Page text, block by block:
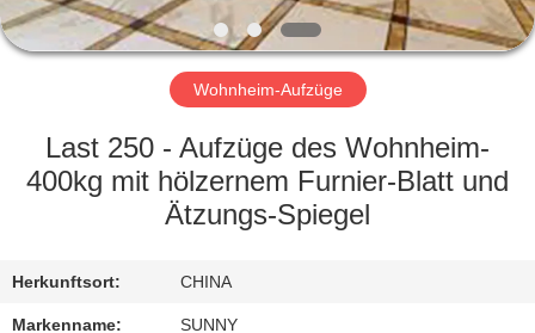
ÜBER
UNS
FABRIK-
AUSFLUG
TRETEN
Wohnheim-Aufzüge
Last 250 - Aufzüge des Wohnheim-
400kg mit hölzernem Furnier-Blatt und
Ätzungs-Spiegel
Herkunftsort: CHINA
Markenname: SUNNY